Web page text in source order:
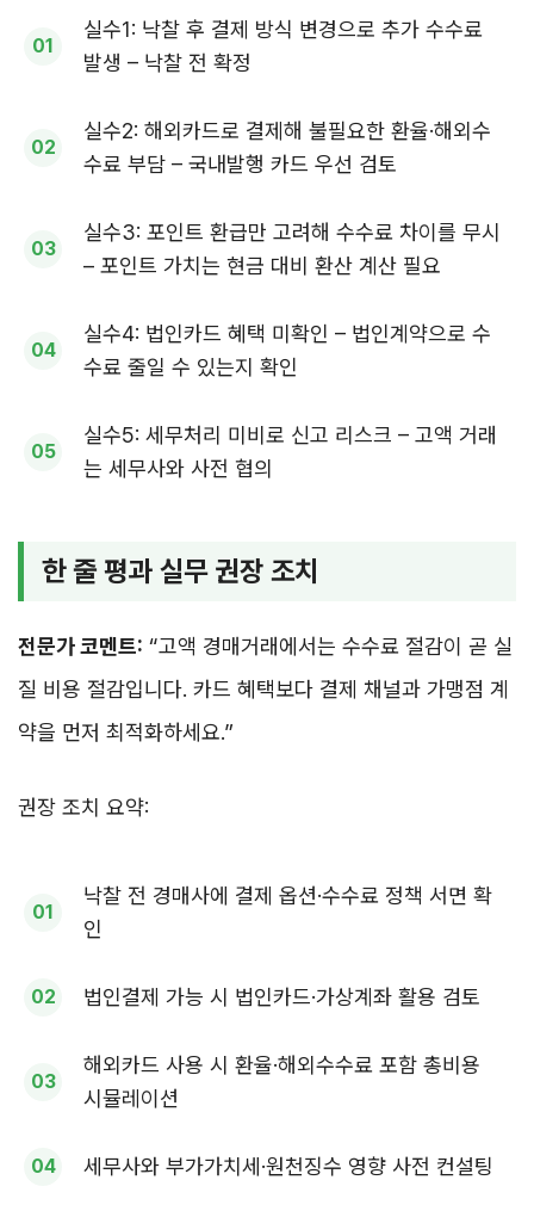
실수1: 낙찰 후 결제 방식 변경으로 추가 수수료
발생 – 낙찰 전 확정
실수2: 해외카드로 결제해 불필요한 환율·해외수
수료 부담 – 국내발행 카드 우선 검토
실수3: 포인트 환급만 고려해 수수료 차이를 무시
– 포인트 가치는 현금 대비 환산 계산 필요
실수4: 법인카드 혜택 미확인 – 법인계약으로 수
수료 줄일 수 있는지 확인
실수5: 세무처리 미비로 신고 리스크 – 고액 거래
는 세무사와 사전 협의
한 줄 평과 실무 권장 조치
전문가 코멘트: “고액 경매거래에서는 수수료 절감이 곧 실
질 비용 절감입니다. 카드 혜택보다 결제 채널과 가맹점 계
약을 먼저 최적화하세요.”
권장 조치 요약:
낙찰 전 경매사에 결제 옵션·수수료 정책 서면 확
인
법인결제 가능 시 법인카드·가상계좌 활용 검토
해외카드 사용 시 환율·해외수수료 포함 총비용
시뮬레이션
세무사와 부가가치세·원천징수 영향 사전 컨설팅